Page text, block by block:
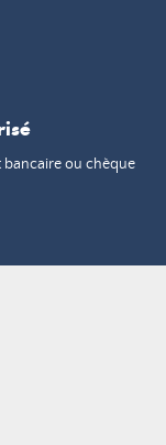
bancaire ou chèque